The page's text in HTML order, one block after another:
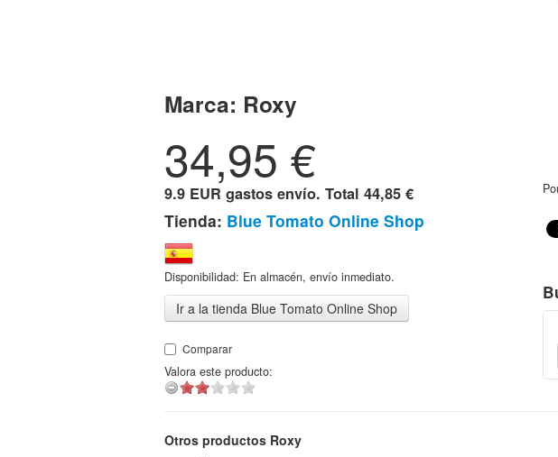
Marca: Roxy
34,95 €
9.9 EUR gastos envío. Total 44,85 €
Tienda: Blue Tomato Online Shop
Disponibilidad: En almacén, envío inmediato.
Ir a la tienda Blue Tomato Online Shop
Comparar
Valora este producto:
Otros productos Roxy